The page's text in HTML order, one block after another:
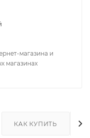
магазина и
магазинах
КАК КУПИТЬ